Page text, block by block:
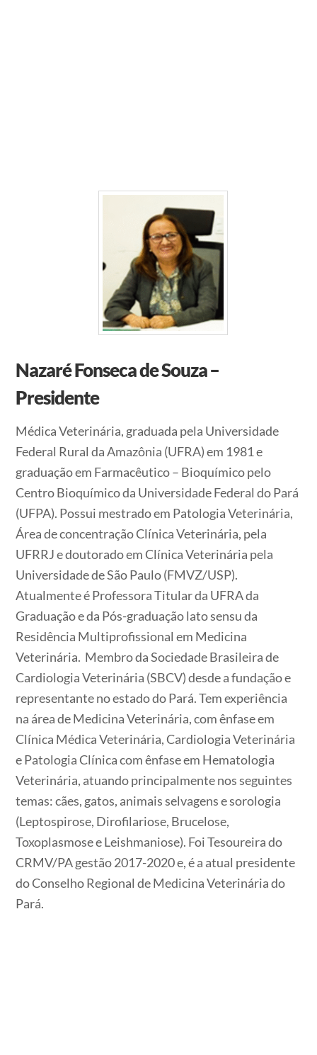
Nazaré Fonseca de Souza –
Presidente
Médica Veterinária, graduada pela Universidade
Federal Rural da Amazônia (UFRA) em 1981 e
graduação em Farmacêutico – Bioquímico pelo
Centro Bioquímico da Universidade Federal do Pará
(UFPA). Possui mestrado em Patologia Veterinária,
Área de concentração Clínica Veterinária, pela
UFRRJ e doutorado em Clínica Veterinária pela
Universidade de São Paulo (FMVZ/USP).
Atualmente é Professora Titular da UFRA da
Graduação e da Pós-graduação lato sensu da
Residência Multiprofissional em Medicina
Veterinária. Membro da Sociedade Brasileira de
Cardiologia Veterinária (SBCV) desde a fundação e
representante no estado do Pará. Tem experiência
na área de Medicina Veterinária, com ênfase em
Clínica Médica Veterinária, Cardiologia Veterinária
e Patologia Clínica com ênfase em Hematologia
Veterinária, atuando principalmente nos seguintes
temas: cães, gatos, animais selvagens e sorologia
(Leptospirose, Dirofilariose, Brucelose,
Toxoplasmose e Leishmaniose). Foi Tesoureira do
CRMV/PA gestão 2017-2020 e, é a atual presidente
do Conselho Regional de Medicina Veterinária do
Pará.